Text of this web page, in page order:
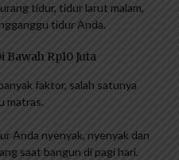
tidur, tidur larut malam,
tidur Anda.
Rp10 Juta
faktor, salah satunya
matras.
Anda nyenyak, nyenyak dan
saat bangun di pagi hari.